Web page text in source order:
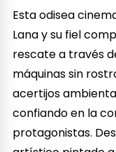
Esta odisea
Lana y su fiel
rescate a través
máquinas sin
acertijos
confiando en la
protagonistas.